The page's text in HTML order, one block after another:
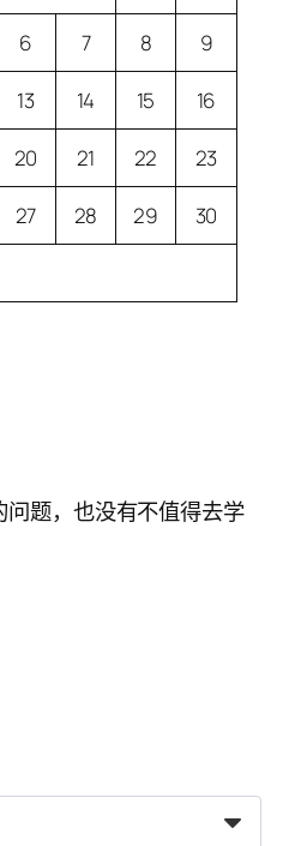
6 7 8 9
13 14 15 16
20 21 22 23
27 28 29 30
题，也没有不值得去学